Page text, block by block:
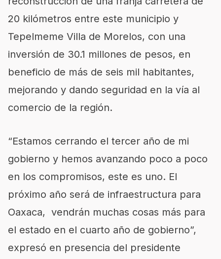
20 kilómetros entre este municipio y
Tepelmeme Villa de Morelos, con una
inversión de 30.1 millones de pesos, en
beneficio de más de seis mil habitantes,
mejorando y dando seguridad en la vía al
comercio de la región.
“Estamos cerrando el tercer año de mi
gobierno y hemos avanzando poco a poco
en los compromisos, este es uno. El
próximo año será de infraestructura para
Oaxaca, vendrán muchas cosas más para
el estado en el cuarto año de gobierno”,
expresó en presencia del presidente